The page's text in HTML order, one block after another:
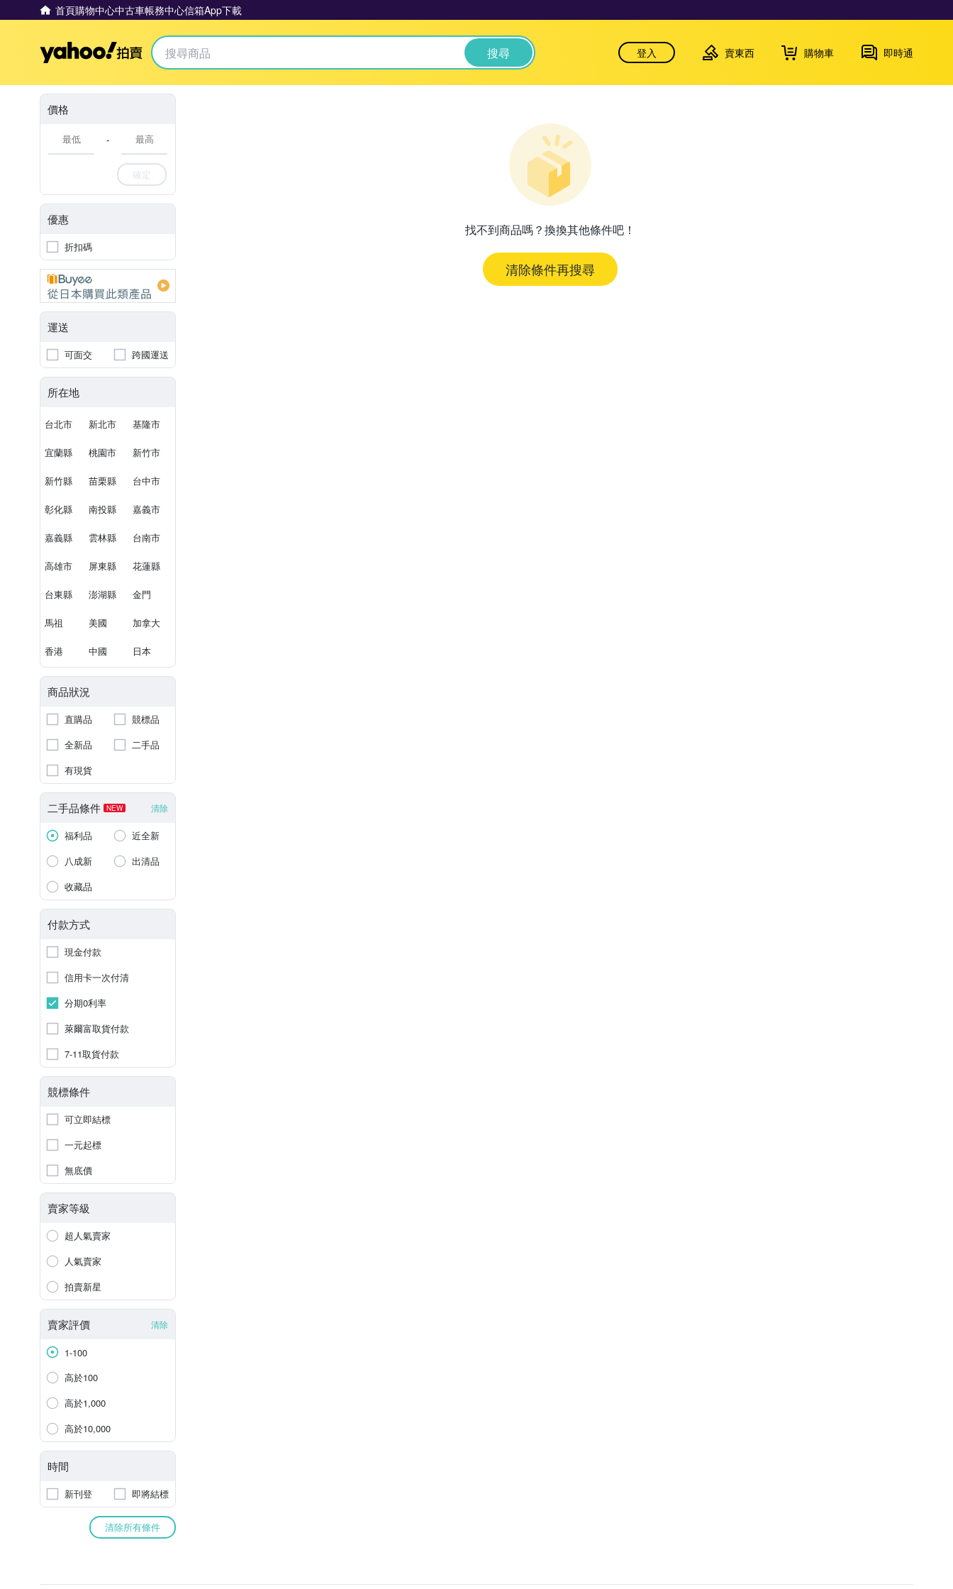
首頁購物中心中古車帳務中心信箱App下載
Yahoo拍賣 搜尋 登入 賣東西 購物車 即時通
價格
-
確定
優惠
折扣碼
運送
可面交 跨國運送
所在地
台北市 新北市 基隆市
宜蘭縣 桃園市 新竹市
新竹縣 苗栗縣 台中市
彰化縣 南投縣 嘉義市
嘉義縣 雲林縣 台南市
高雄市 屏東縣 花蓮縣
台東縣 澎湖縣 金門
馬祖 美國 加拿大
香港 中國 日本
商品狀況
直購品
競標品
全新品
二手品
有現貨
二手品條件 NEW 清除
福利品
近全新
八成新
出清品
收藏品
付款方式
現金付款
信用卡一次付清
分期0利率
萊爾富取貨付款
7-11取貨付款
競標條件
可立即結標
一元起標
無底價
賣家等級
超人氣賣家
人氣賣家
拍賣新星
賣家評價 清除
1-100
高於100
高於1,000
高於10,000
時間
新刊登 即將結標
清除所有條件
找不到商品嗎？換換其他條件吧！
清除條件再搜尋